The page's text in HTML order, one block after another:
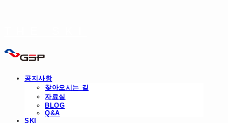
공지사항
찾아오시는 길
자료실
BLOG
Q&A
SKI